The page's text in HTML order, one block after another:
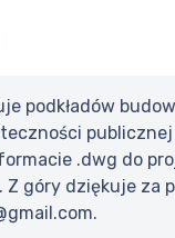
podkładów
.dwg do
Z góry dziękuje za